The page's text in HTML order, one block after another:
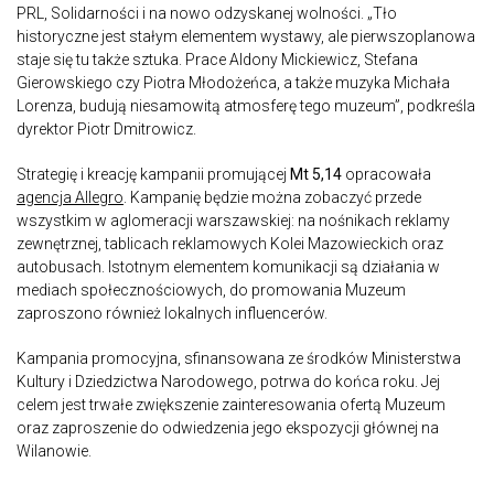
PRL, Solidarności i na nowo odzyskanej wolności. „Tło
historyczne jest stałym elementem wystawy, ale pierwszoplanowa
staje się tu także sztuka. Prace Aldony Mickiewicz, Stefana
Gierowskiego czy Piotra Młodożeńca, a także muzyka Michała
Lorenza, budują niesamowitą atmosferę tego muzeum”, podkreśla
dyrektor Piotr Dmitrowicz.
Strategię i kreację kampanii promującej Mt 5,14 opracowała
agencja Allegro . Kampanię będzie można zobaczyć przede
wszystkim w aglomeracji warszawskiej: na nośnikach reklamy
zewnętrznej, tablicach reklamowych Kolei Mazowieckich oraz
autobusach. Istotnym elementem komunikacji są działania w
mediach społecznościowych, do promowania Muzeum
zaproszono również lokalnych influencerów.
Kampania promocyjna, sfinansowana ze środków Ministerstwa
Kultury i Dziedzictwa Narodowego, potrwa do końca roku. Jej
celem jest trwałe zwiększenie zainteresowania ofertą Muzeum
oraz zaproszenie do odwiedzenia jego ekspozycji głównej na
Wilanowie.